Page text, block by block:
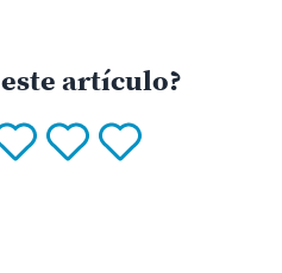
artículo?